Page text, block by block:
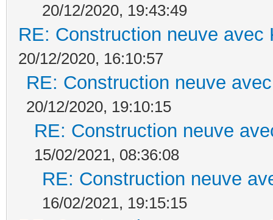
20/12/2020, 19:43:49
RE: Construction neuve avec
20/12/2020, 16:10:57
RE: Construction neuve
20/12/2020, 19:10:15
RE: Construction neuve
15/02/2021, 08:36:08
RE: Construction neuve
16/02/2021, 19:15:15